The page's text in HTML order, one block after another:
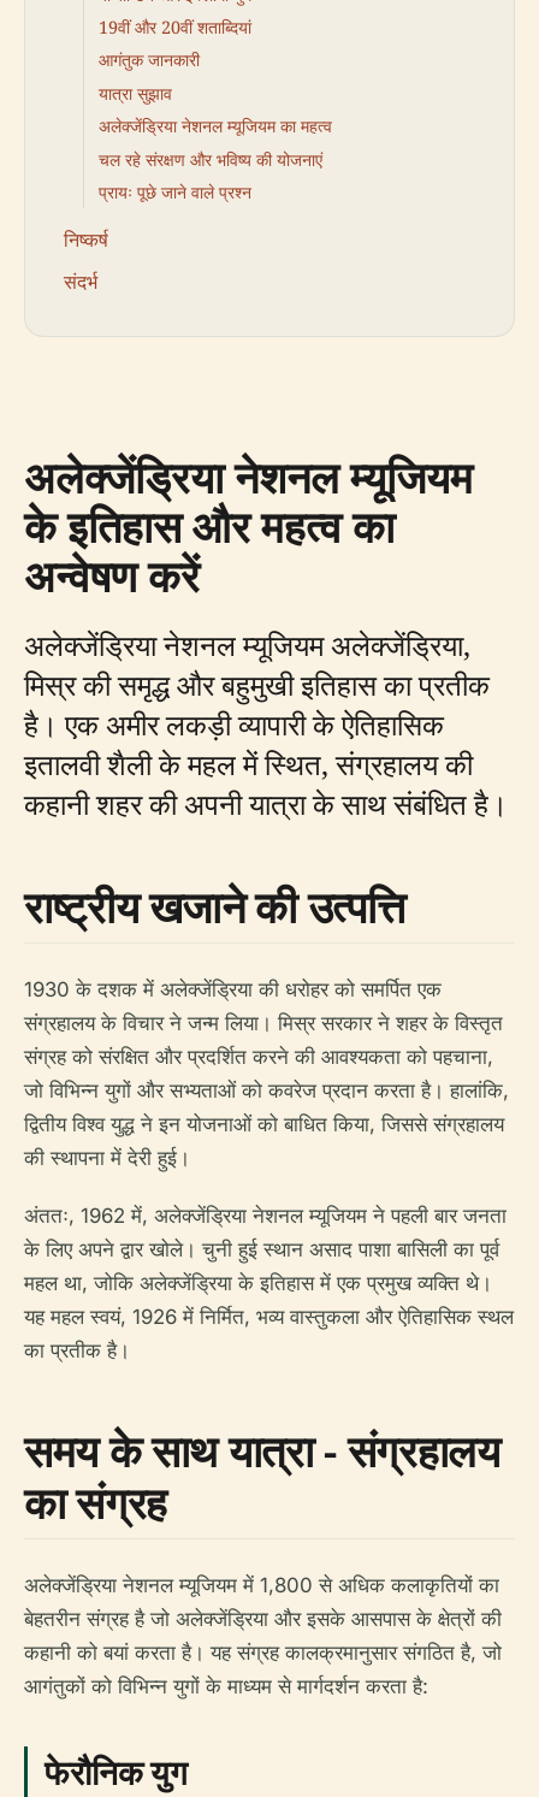
19वीं और 20वीं शताब्दियां
आगंतुक जानकारी
यात्रा सुझाव
अलेक्जेंड्रिया नेशनल म्यूजियम का महत्व
चल रहे संरक्षण और भविष्य की योजनाएं
प्रायः पूछे जाने वाले प्रश्न
निष्कर्ष
संदर्भ
अलेक्जेंड्रिया नेशनल म्यूजियम
के इतिहास और महत्व का
अन्वेषण करें
अलेक्जेंड्रिया नेशनल म्यूजियम अलेक्जेंड्रिया,
मिस्र की समृद्ध और बहुमुखी इतिहास का प्रतीक
है। एक अमीर लकड़ी व्यापारी के ऐतिहासिक
इतालवी शैली के महल में स्थित, संग्रहालय की
कहानी शहर की अपनी यात्रा के साथ संबंधित है।
राष्ट्रीय खजाने की उत्पत्ति
1930 के दशक में अलेक्जेंड्रिया की धरोहर को समर्पित एक
संग्रहालय के विचार ने जन्म लिया। मिस्र सरकार ने शहर के विस्तृत
संग्रह को संरक्षित और प्रदर्शित करने की आवश्यकता को पहचाना,
जो विभिन्न युगों और सभ्यताओं को कवरेज प्रदान करता है। हालांकि,
द्वितीय विश्व युद्ध ने इन योजनाओं को बाधित किया, जिससे संग्रहालय
की स्थापना में देरी हुई।
अंततः, 1962 में, अलेक्जेंड्रिया नेशनल म्यूजियम ने पहली बार जनता
के लिए अपने द्वार खोले। चुनी हुई स्थान असाद पाशा बासिली का पूर्व
महल था, जोकि अलेक्जेंड्रिया के इतिहास में एक प्रमुख व्यक्ति थे।
यह महल स्वयं, 1926 में निर्मित, भव्य वास्तुकला और ऐतिहासिक स्थल
का प्रतीक है।
समय के साथ यात्रा - संग्रहालय
का संग्रह
अलेक्जेंड्रिया नेशनल म्यूजियम में 1,800 से अधिक कलाकृतियों का
बेहतरीन संग्रह है जो अलेक्जेंड्रिया और इसके आसपास के क्षेत्रों की
कहानी को बयां करता है। यह संग्रह कालक्रमानुसार संगठित है, जो
आगंतुकों को विभिन्न युगों के माध्यम से मार्गदर्शन करता है:
फेरौनिक युग